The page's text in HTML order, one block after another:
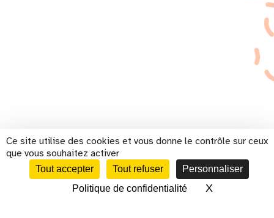
Ce site utilise des cookies et vous donne le contrôle sur ceux
que vous souhaitez activer
Tout accepter Tout refuser
Personnaliser
Politique de confidentialité
XMasquer le
CALENDRIER